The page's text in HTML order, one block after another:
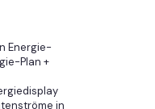
Energie-
Plan +
in